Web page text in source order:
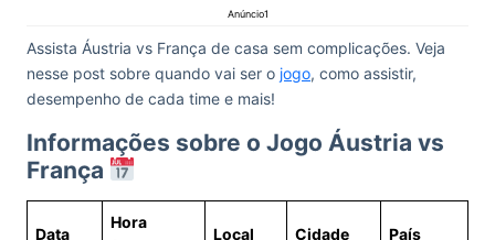
Anúncio1
Assista Áustria vs França de casa sem complicações. Veja
nesse post sobre quando vai ser o jogo, como assistir,
desempenho de cada time e mais!
Informações sobre o Jogo Áustria vs
França
Data
Hora
Local Cidade País